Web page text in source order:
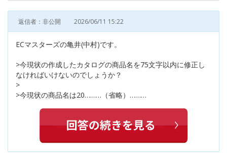
返信者：非公開 2026/06/11 15:22
ECマスターズの亀井(中村)です。
>今現状の作成したカタログの商品名を75文字以内に修正し
なければいけないのでしょうか？
>
>今現状の商品名は20………（省略）………